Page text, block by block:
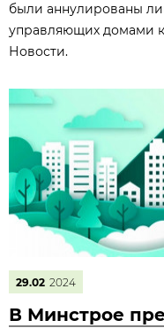
были аннулированы
управляющих домами
Новости.
29.02 2024
В Минстрое